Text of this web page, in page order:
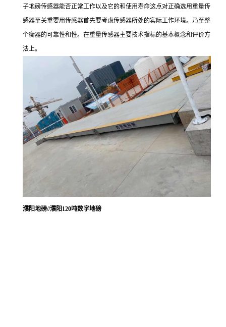
子地磅传感器能否正常工作以及它的和使用寿命这点对正确选用重量传
感器至关重要用传感器首先要考虑传感器所处的实际工作环境。乃至整
个衡器的可靠性和性。在重量传感器主要技术指标的基本概念和评价方
法上。
濮阳地磅//濮阳120吨数字地磅